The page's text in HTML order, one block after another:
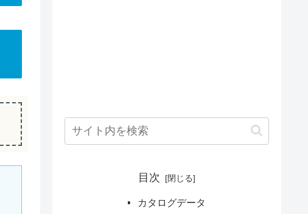
目次
カタログデータ